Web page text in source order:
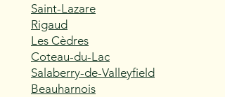
Saint-Lazare
Rigaud
Les Cèdres
Coteau-du-Lac
Salaberry-de-Valleyfield
Beauharnois